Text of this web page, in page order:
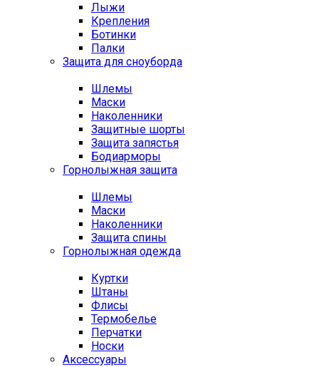
Лыжи
Крепления
Ботинки
Палки
Защита для сноуборда
Шлемы
Маски
Наколенники
Защитные шорты
Защита запястья
Бодиарморы
Горнолыжная защита
Шлемы
Маски
Наколенники
Защита спины
Горнолыжная одежда
Куртки
Штаны
Флисы
Термобелье
Перчатки
Носки
Аксессуары